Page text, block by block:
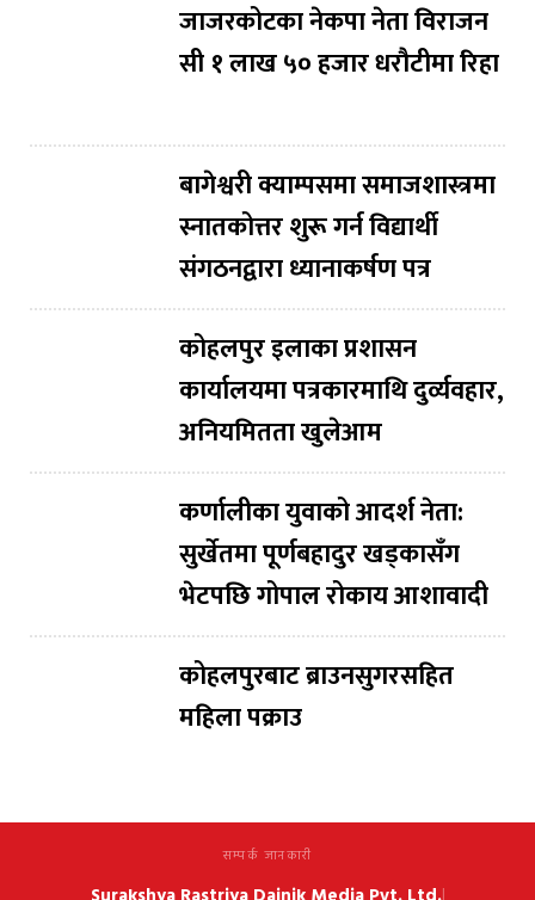
जाजरकोटका नेकपा नेता विराजन
सी १ लाख ५० हजार धरौटीमा रिहा
बागेश्वरी क्याम्पसमा समाजशास्त्रमा
स्नातकोत्तर शुरू गर्न विद्यार्थी
संगठनद्वारा ध्यानाकर्षण पत्र
कोहलपुर इलाका प्रशासन
कार्यालयमा पत्रकारमाथि दुर्व्यवहार,
अनियमितता खुलेआम
कर्णालीका युवाको आदर्श नेता:
सुर्खेतमा पूर्णबहादुर खड्कासँग
भेटपछि गोपाल रोकाय आशावादी
कोहलपुरबाट ब्राउनसुगरसहित
महिला पक्राउ
सम्पर्क जानकारी